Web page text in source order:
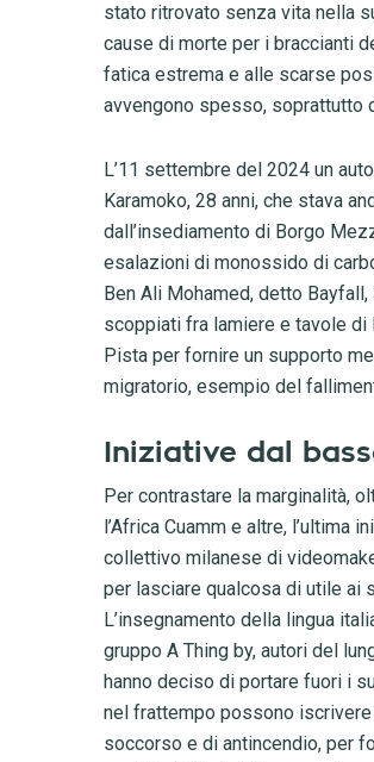
stato ritrovato senza vita nella
cause di morte per i braccianti
fatica estrema e alle scarse
avvengono spesso, soprattutto
L’11 settembre del 2024 un
Karamoko, 28 anni, che stava
dall’insediamento di Borgo
esalazioni di monossido di
Ben Ali Mohamed, detto
scoppiati fra lamiere e tavole di
Pista per fornire un supporto
migratorio, esempio del
Iniziative dal
Per contrastare la marginalità,
l’Africa Cuamm e altre, l’ultima
collettivo milanese di
per lasciare qualcosa di utile ai
L’insegnamento della lingua
gruppo A Thing by, autori del
hanno deciso di portare fuori i
nel frattempo possono
soccorso e di antincendio, per